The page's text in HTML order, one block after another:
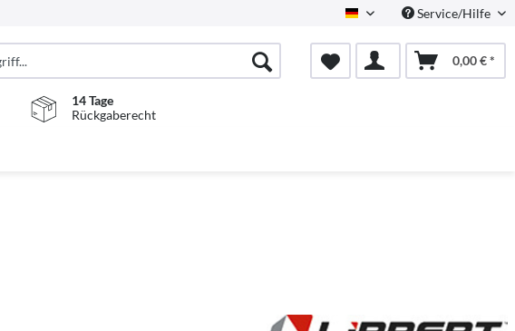
Deutsch Service/Hilfe
0,00 € *
14 Tage
Rückgaberecht